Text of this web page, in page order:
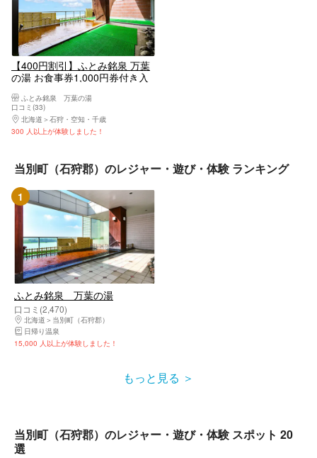
【400円割引】ふとみ銘泉 万葉
の湯 お食事券1,000円券付き入
ふとみ銘泉 万葉の湯
口コミ(33)
北海道
石狩・空知・千歳
300 人以上が体験しました！
当別町（石狩郡）のレジャー・遊び・体験 ランキング
1
ふとみ銘泉 万葉の湯
口コミ(2,470)
北海道
当別町（石狩郡）
日帰り温泉
15,000 人以上が体験しました！
もっと見る
当別町（石狩郡）のレジャー・遊び・体験 スポット 20
選